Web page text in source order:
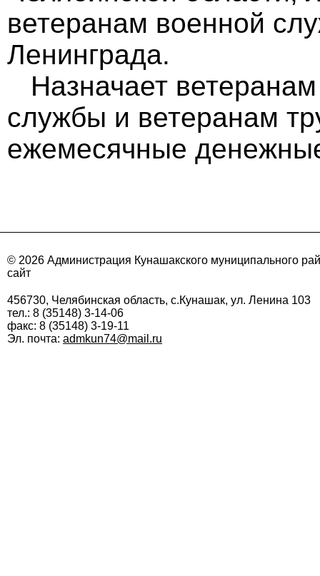
ветеранам военной
Ленинграда.
Назначает
службы и ветеранам
ежемесячные
© 2026 Администрация Кунашакского муниципального
сайт
456730, Челябинская область, с.Кунашак, ул. Ленина 103
тел.: 8 (35148) 3-14-06
факс: 8 (35148) 3-19-11
Эл. почта: admkun74@mail.ru